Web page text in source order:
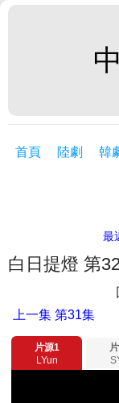
首頁 陸劇 韓
最
白日提燈 第
上一集 第31集
片源1
LYun